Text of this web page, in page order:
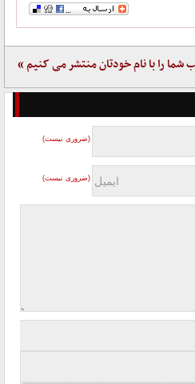
شما را با نام خودتان منتشر می کنیم »
(ضروری نیست)
(ضروری نیست)